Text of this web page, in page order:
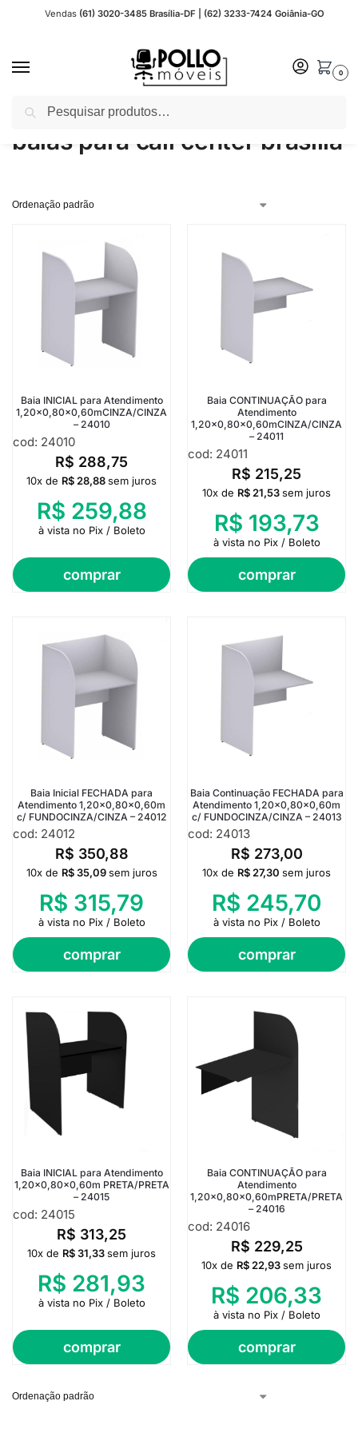
Vendas (61) 3020-3485 Brasília-DF | (62) 3233-7424 Goiânia-GO
0
Início Produtos marcados com a tag “baias para call center brasília”
baias para call center brasília
Baia INICIAL para Atendimento
1,20×0,80×0,60mCINZA/CINZA
– 24010
cod: 24010
R$ 288,75
comprar
10x de R$ 28,88sem juros
R$ 259,88
à vista no Pix / Boleto
Baia CONTINUAÇÃO para
Atendimento
1,20×0,80×0,60mCINZA/CINZA
– 24011
cod: 24011
R$ 215,25
comprar
10x de R$ 21,53sem juros
R$ 193,73
à vista no Pix / Boleto
Baia Inicial FECHADA para
Atendimento 1,20×0,80×0,60m
c/ FUNDOCINZA/CINZA – 24012
cod: 24012
R$ 350,88
comprar
10x de R$35,09 sem juros
R$ 315,79
à vista no Pix / Boleto
Baia Continuação FECHADA para
Atendimento 1,20×0,80×0,60m
c/ FUNDOCINZA/CINZA – 24013
cod: 24013
R$ 273,00
comprar
10x de R$27,30 sem juros
R$ 245,70
à vista no Pix / Boleto
Baia INICIAL para Atendimento
1,20×0,80×0,60m PRETA/PRETA
– 24015
cod: 24015
R$ 313,25
comprar
10x de R$31,33sem juros
R$ 281,93
à vista no Pix / Boleto
Baia CONTINUAÇÃO para
Atendimento
1,20×0,80×0,60mPRETA/PRETA
– 24016
cod: 24016
R$ 229,25
comprar
10x de R$ 22,93sem juros
R$ 206,33
à vista no Pix / Boleto